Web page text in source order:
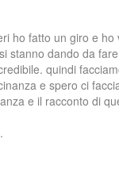
ho fatto un giro e ho
stanno dando da
quindi
e spero ci
e il racconto di